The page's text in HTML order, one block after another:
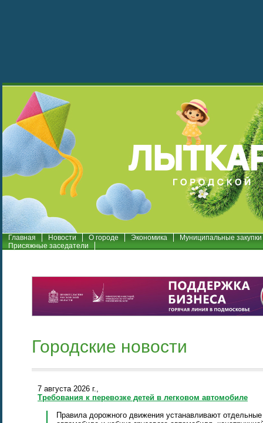
Главная Новости О городе Экономика
Муниципальные закупки
Присяжные заседатели
Городские новости
7 августа 2026 г.,
Требования к перевозке детей в легковом автомобиле
Правила дорожного движения устанавливают